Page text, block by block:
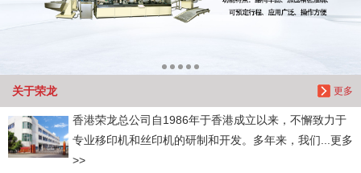
更多
关于荣龙
香港荣龙总公司自1986年于香港成立以来，不懈致力于
专业移印机和丝印机的研制和开发。多年来，我们...更多
>>